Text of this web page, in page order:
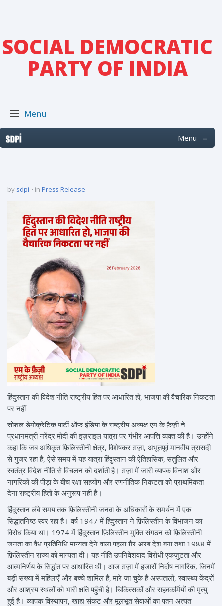
SOCIAL DEMOCRATIC
PARTY OF INDIA
Menu
Menu ≡
by sdpi in Press Release
हिंदुस्तान की विदेश नीति राष्ट्रीय हित पर आधारित हो, भाजपा की वैचारिक निकटता
पर नहीं
सोशल डेमोक्रेटिक पार्टी ऑफ इंडिया के राष्ट्रीय अध्यक्ष एम के फ़ैज़ी ने
प्रधानमंत्री नरेंद्र मोदी की इज़राइल यात्रा पर गंभीर आपत्ति व्यक्त की है। उन्होंने
कहा कि जब अधिकृत फ़िलिस्तीनी क्षेत्र, विशेषकर ग़ज़ा, अभूतपूर्व मानवीय त्रासदी
से गुजर रहा है, ऐसे समय में यह यात्रा हिंदुस्तान की ऐतिहासिक, संतुलित और
स्वतंत्र विदेश नीति से विचलन को दर्शाती है। ग़ज़ा में जारी व्यापक विनाश और
नागरिकों की पीड़ा के बीच रक्षा सहयोग और रणनीतिक निकटता को प्राथमिकता
देना राष्ट्रीय हितों के अनुरूप नहीं है।
हिंदुस्तान लंबे समय तक फ़िलिस्तीनी जनता के अधिकारों के समर्थन में एक
सिद्धांतनिष्ठ स्वर रहा है। वर्ष 1947 में हिंदुस्तान ने फ़िलिस्तीन के विभाजन का
विरोध किया था। 1974 में हिंदुस्तान फ़िलिस्तीन मुक्ति संगठन को फ़िलिस्तीनी
जनता का वैध प्रतिनिधि मान्यता देने वाला पहला ग़ैर अरब देश बना तथा 1988 में
फ़िलिस्तीन राज्य को मान्यता दी। यह नीति उपनिवेशवाद विरोधी एकजुटता और
आत्मनिर्णय के सिद्धांत पर आधारित थी। आज ग़ज़ा में हजारों निर्दोष नागरिक, जिनमें
बड़ी संख्या में महिलाएँ और बच्चे शामिल हैं, मारे जा चुके हैं अस्पतालों, स्वास्थ्य केंद्रों
और आश्रय स्थलों को भारी क्षति पहुँची है। चिकित्सकों और राहतकर्मियों की मृत्यु
हुई है। व्यापक विस्थापन, खाद्य संकट और मूलभूत सेवाओं का पतन अत्यंत